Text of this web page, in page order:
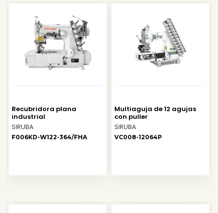
SALE
Recubridora plana
industrial
SIRUBA
F006KD-W122-364/FHA
Multiaguja de 12 agujas
con puller
SIRUBA
VC008-12064P